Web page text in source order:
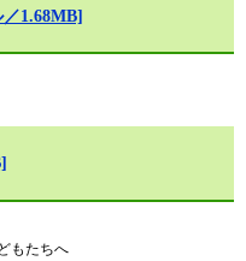
1.68MB]
もたちへ